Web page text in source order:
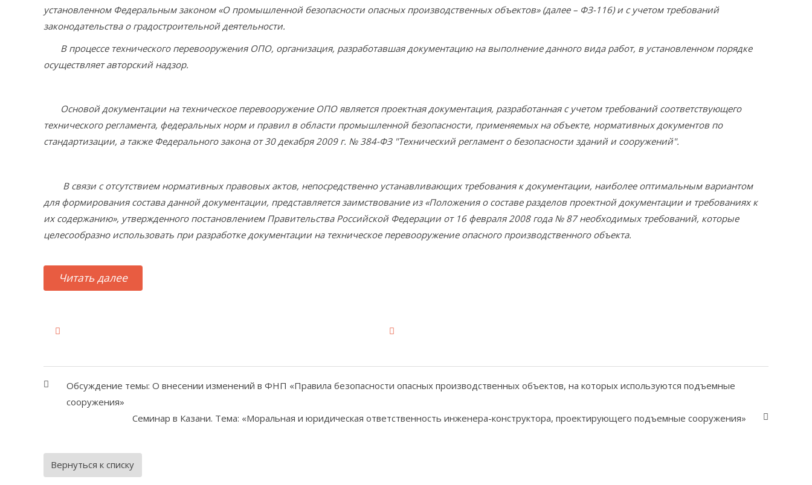
установленном Федеральным законом «О промышленной безопасности опасных производственных объектов» (далее – ФЗ-116) и с учетом требований
законодательства о градостроительной деятельности.
В процессе технического перевооружения ОПО, организация, разработавшая документацию на выполнение данного вида работ, в установленном порядке
осуществляет авторский надзор.
Основой документации на техническое перевооружение ОПО является проектная документация, разработанная с учетом требований соответствующего
технического регламента, федеральных норм и правил в области промышленной безопасности, применяемых на объекте, нормативных документов по
стандартизации, а также Федерального закона от 30 декабря 2009 г. № 384-ФЗ "Технический регламент о безопасности зданий и сооружений".
В связи с отсутствием нормативных правовых актов, непосредственно устанавливающих требования к документации, наиболее оптимальным вариантом
для формирования состава данной документации, представляется заимствование из «Положения о составе разделов проектной документации и требованиях к
их содержанию», утвержденного постановлением Правительства Российской Федерации от 16 февраля 2008 года № 87 необходимых требований, которые
целесообразно использовать при разработке документации на техническое перевооружение опасного производственного объекта.
Читать далее
Обсуждение темы: О внесении изменений в ФНП «Правила безопасности опасных производственных объектов, на которых используются подъемные
сооружения»
Семинар в Казани. Тема: «Моральная и юридическая ответственность инженера-конструктора, проектирующего подъемные сооружения»
Вернуться к списку